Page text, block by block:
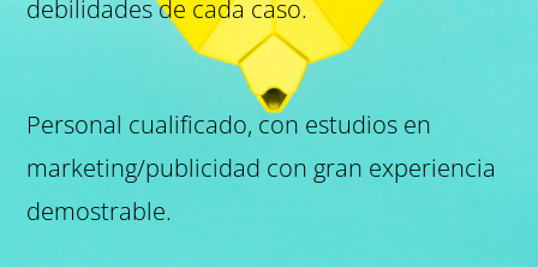
debilidades de cada caso.
Personal cualificado, con estudios en
marketing/publicidad con gran experiencia
demostrable.